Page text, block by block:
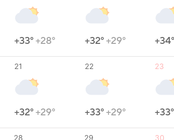
+33°+28° +32°+29°
21
+32°+29°
22
+33°+29°
23
28 29 30